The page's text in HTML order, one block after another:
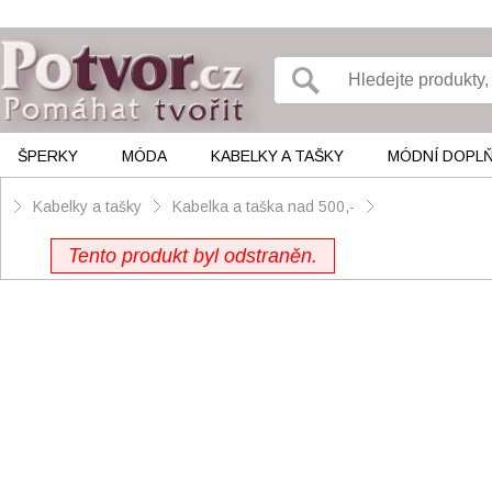
ŠPERKY MÓDA KABELKY A TAŠKY MÓDNÍ
Kabelky a tašky Kabelka a taška nad 500,-
Tento produkt byl odstraněn.